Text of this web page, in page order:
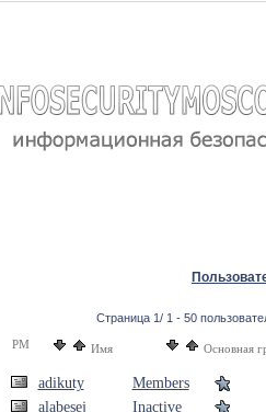
Страница 1/ 1 - 50
PM
Имя Основная
adikuty
Members
alabesej
Inactive